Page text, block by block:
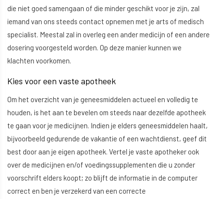
die niet goed samengaan of die minder geschikt voor je zijn, zal
iemand van ons steeds contact opnemen met je arts of medisch
specialist. Meestal zal in overleg een ander medicijn of een andere
dosering voorgesteld worden. Op deze manier kunnen we
klachten voorkomen.
Kies voor een vaste apotheek
Om het overzicht van je geneesmiddelen actueel en volledig te
houden, is het aan te bevelen om steeds naar dezelfde apotheek
te gaan voor je medicijnen. Indien je elders geneesmiddelen haalt,
bijvoorbeeld gedurende de vakantie of een wachtdienst, geef dit
best door aan je eigen apotheek. Vertel je vaste apotheker ook
over de medicijnen en/of voedingssupplementen die u zonder
voorschrift elders koopt; zo blijft de informatie in de computer
correct en ben je verzekerd van een correcte